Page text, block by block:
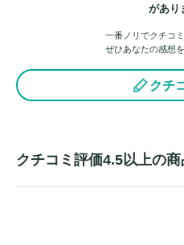
があり
一番ノリでクチコ
ぜひあなたの感想
クチ
クチコミ評価4.5以上の